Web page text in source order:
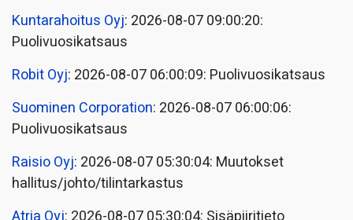
Kuntarahoitus Oyj: 2026-08-07 09:00:20:
Puolivuosikatsaus
Robit Oyj: 2026-08-07 06:00:09: Puolivuosikatsaus
Suominen Corporation: 2026-08-07 06:00:06:
Puolivuosikatsaus
Raisio Oyj: 2026-08-07 05:30:04: Muutokset
hallitus/johto/tilintarkastus